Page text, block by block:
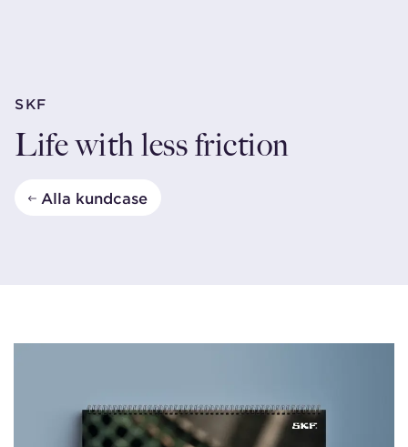
SKF
Life with less friction
Alla kundcase